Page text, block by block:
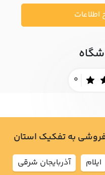
اطلاعات
0
به تفکیک استان
ايلام
آذربايجان شرقي